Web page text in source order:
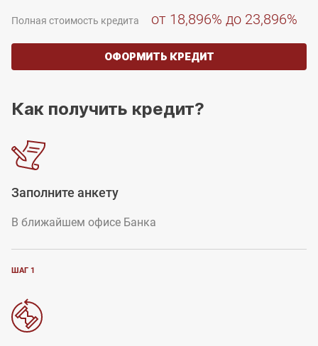
Полная стоимость кредита от 18,896% до 23,896%
ОФОРМИТЬ КРЕДИТ
Как получить кредит?
Заполните анкету
В ближайшем офисе Банка
ШАГ 1